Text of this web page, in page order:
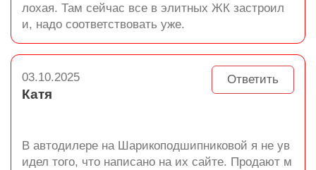
лохая. Там сейчас все в элитных ЖК застроил
и, надо соответствовать уже.
Ответить
03.10.2025
Катя
В автодилере на Шарикоподшипниковой я не ув
идел того, что написано на их сайте. Продают м